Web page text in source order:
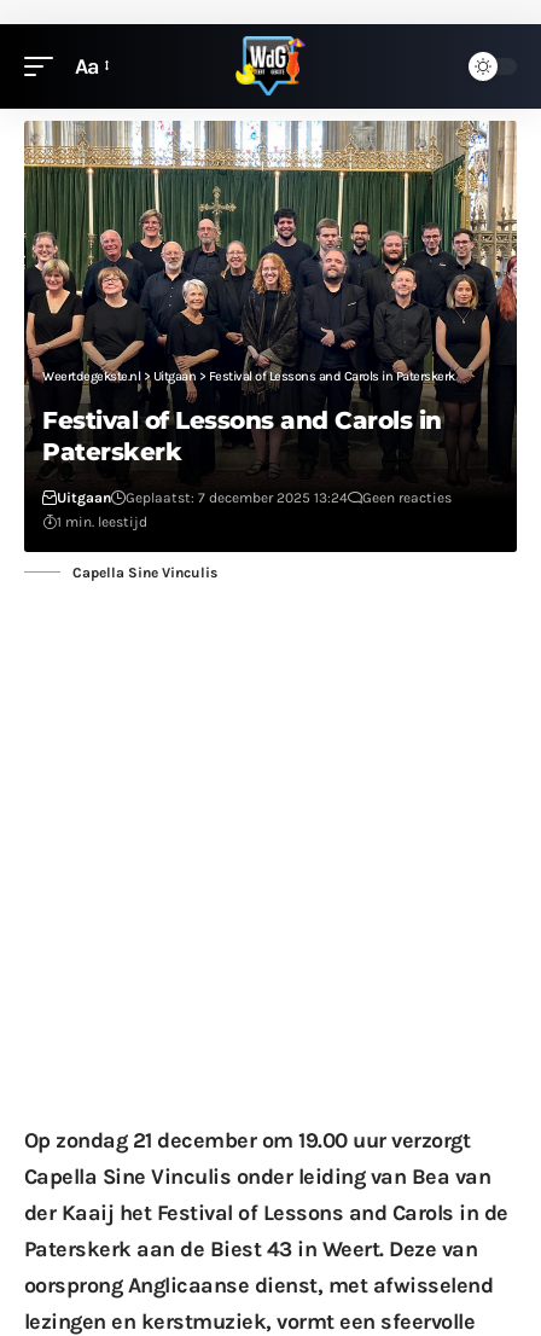
Aa
Weertdegekste.nl> Uitgaan > Festival of Lessons and Carols in Paterskerk
Festival of Lessons and Carols in
Paterskerk
Uitgaan Geplaatst: 7 december 2025 13:24
Geen reacties
1 min. leestijd
Capella Sine Vinculis
Op zondag 21 december om 19.00 uur verzorgt
Capella Sine Vinculis onder leiding van Bea van
der Kaaij het Festival of Lessons and Carols in de
Paterskerk aan de Biest 43 in Weert. Deze van
oorsprong Anglicaanse dienst, met afwisselend
lezingen en kerstmuziek, vormt een sfeervolle